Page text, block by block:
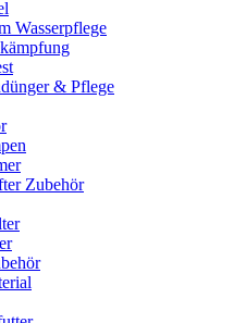
Wasserpflege
& Pflege
Zubehör